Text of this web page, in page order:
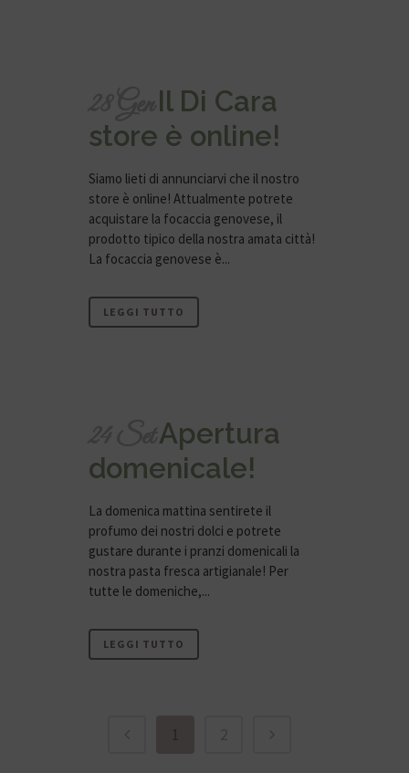
Il Di Cara
store è online!
Siamo lieti di annunciarvi che il nostro
store è online! Attualmente potrete
acquistare la focaccia genovese, il
prodotto tipico della nostra amata città!
La focaccia genovese è...
LEGGI TUTTO
Apertura
domenicale!
La domenica mattina sentirete il
profumo dei nostri dolci e potrete
gustare durante i pranzi domenicali la
nostra pasta fresca artigianale! Per
tutte le domeniche,...
LEGGI TUTTO